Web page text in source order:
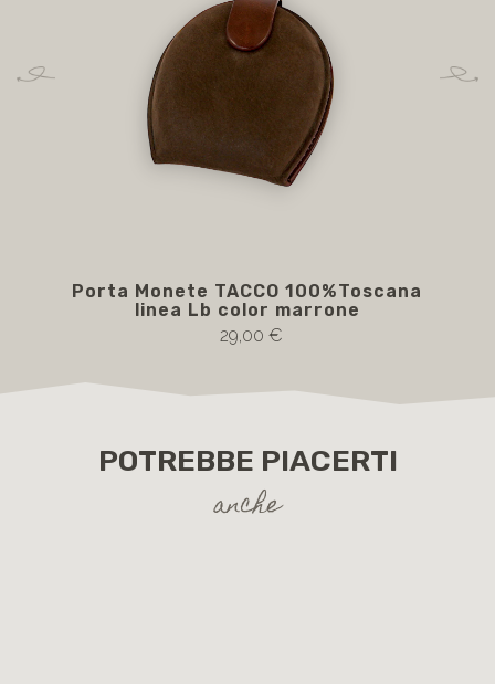
Porta Monete TACCO 100%Toscana
linea Lb color marrone
29,00 €
POTREBBE PIACERTI
anche